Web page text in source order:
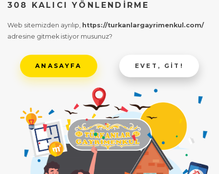
308 KALICI YÖNLENDIRME
Web sitemizden ayrılıp, https://turkanlargayrimenkul.com/
adresine gitmek istiyor musunuz?
ANASAYFA EVET, GIT!